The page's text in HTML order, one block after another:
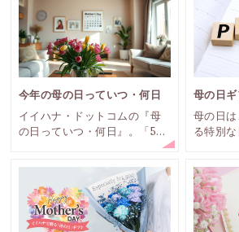
今年の母の日っていつ・何日
イイハナ・ドットコムの『母
の日っていつ・何日』。「5月
の第2日曜日」は母の日。年度
の日。今年はいつなのでしょ
う？
母の日
母の日
る特別
りない
すよね
持ちを込
とが一般